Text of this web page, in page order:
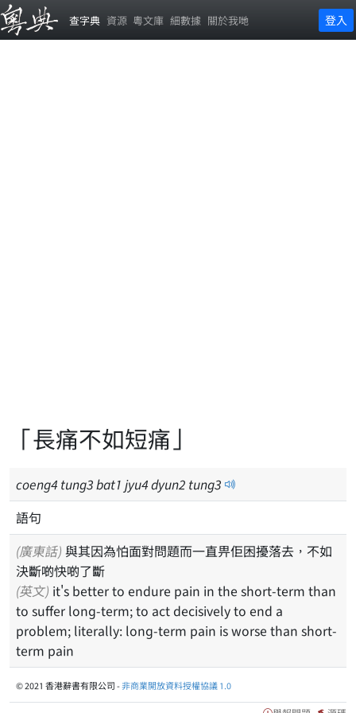
查字典 資源 粵文庫 細數據 關於我哋 登入
「長痛不如短痛」
coeng4 tung3bat1 jyu4dyun2 tung3
語句
(廣東話) 與其因為怕面對問題而一直畀佢困擾落去，不如
決斷啲快啲了斷
(英文) it's better to endure pain in the short-term than
to suffer long-term; to act decisively to end a
problem; literally: long-term pain is worse than short-
term pain
© 2021 香港辭書有限公司 -非商業開放資料授權協議 1.0